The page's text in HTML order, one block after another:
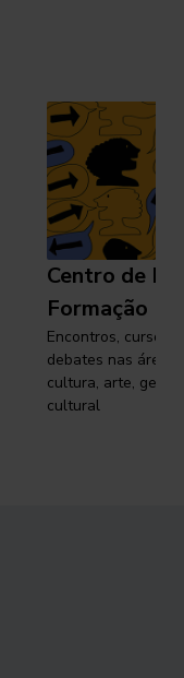
Centro de
Formação
Encontros, cursos,
debates nas áreas
cultura, arte,
cultural